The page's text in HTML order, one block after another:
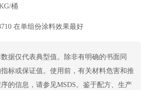
桶
在单组份涂料效果最好
据仅代表典型值。除非有明确的书面同
标或保证值。使用前，有关材料危害和推
的信息，请参见MSDS。鉴于配方、生产